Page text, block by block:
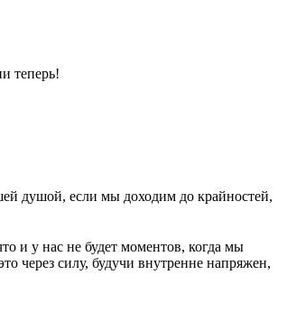
теперь!
душой, если мы доходим до крайностей,
и у нас не будет моментов, когда мы
через силу, будучи внутренне напряжен,